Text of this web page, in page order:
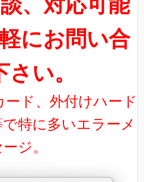
にお問い合
い。
ド、外付けハード
特に多いエラーメ
ジ。